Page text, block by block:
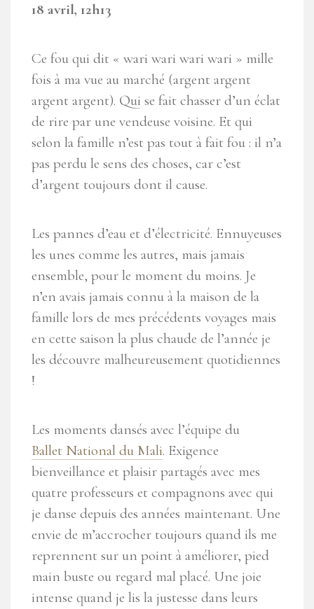
18 avril, 12h13
Ce fou qui dit « wari wari wari wari » mille
fois à ma vue au marché (argent argent
argent argent). Qui se fait chasser d’un éclat
de rire par une vendeuse voisine. Et qui
selon la famille n’est pas tout à fait fou : il n’a
pas perdu le sens des choses, car c’est
d’argent toujours dont il cause.
Les pannes d’eau et d’électricité. Ennuyeuses
les unes comme les autres, mais jamais
ensemble, pour le moment du moins. Je
n’en avais jamais connu à la maison de la
famille lors de mes précédents voyages mais
en cette saison la plus chaude de l’année je
les découvre malheureusement quotidiennes
!
Les moments dansés avec l’équipe du
Ballet National du Mali. Exigence
bienveillance et plaisir partagés avec mes
quatre professeurs et compagnons avec qui
je danse depuis des années maintenant. Une
envie de m’accrocher toujours quand ils me
reprennent sur un point à améliorer, pied
main buste ou regard mal placé. Une joie
intense quand je lis la justesse dans leurs